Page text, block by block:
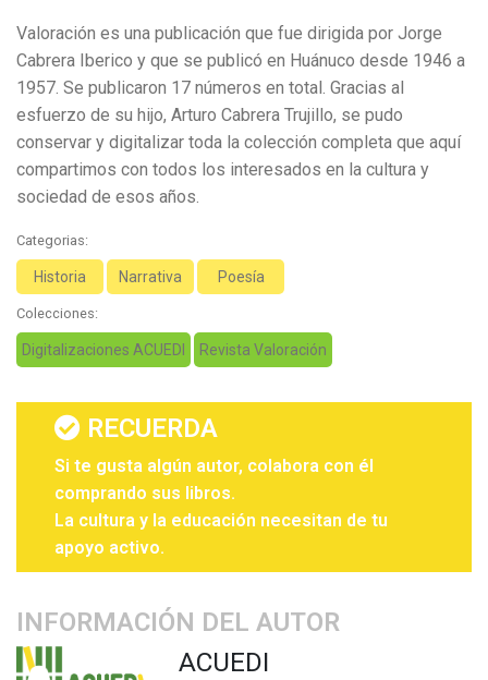
Valoración es una publicación que fue dirigida por Jorge
Cabrera Iberico y que se publicó en Huánuco desde 1946 a
1957. Se publicaron 17 números en total. Gracias al
esfuerzo de su hijo, Arturo Cabrera Trujillo, se pudo
conservar y digitalizar toda la colección completa que aquí
compartimos con todos los interesados en la cultura y
sociedad de esos años.
Categorias:
Historia Narrativa Poesía
Colecciones:
Digitalizaciones ACUEDI Revista Valoración
RECUERDA
Si te gusta algún autor, colabora con él
comprando sus libros.
La cultura y la educación necesitan de tu
apoyo activo.
INFORMACIÓN DEL AUTOR
ACUEDI